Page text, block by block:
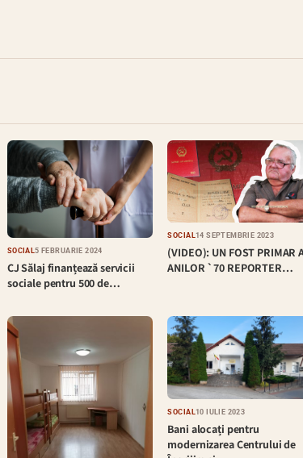
SOCIAL5 FEBRUARIE 2024
CJ Sălaj finanțează servicii
sociale pentru 500 de…
SOCIAL 14 SEPTEMBRIE 2023
(VIDEO): UN FOST PRIMAR
ANILOR `70 REPORTER…
SOCIAL10 IULIE 2023
Bani alocați pentru
modernizarea Centrului de